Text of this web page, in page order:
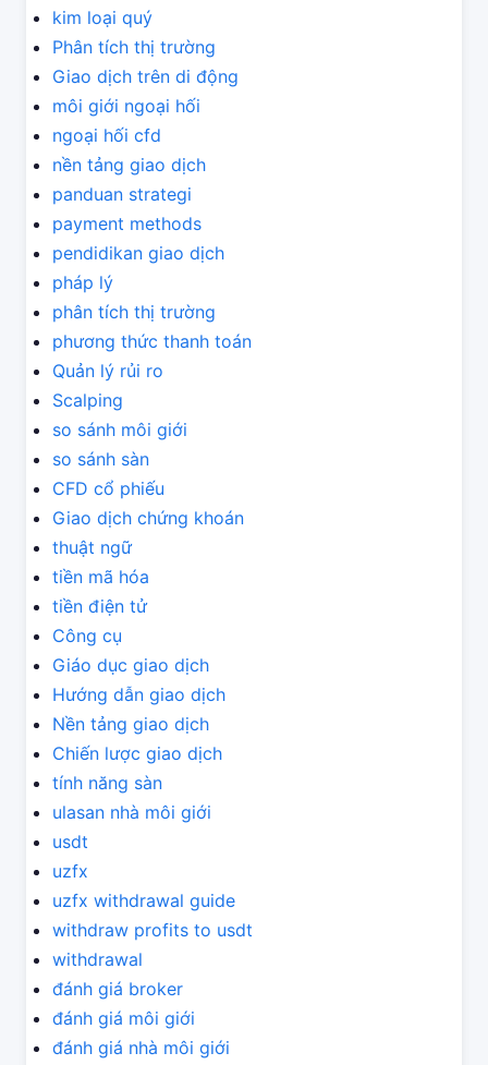
kim loại quý
Phân tích thị trường
Giao dịch trên di động
môi giới ngoại hối
ngoại hối cfd
nền tảng giao dịch
panduan strategi
payment methods
pendidikan giao dịch
pháp lý
phân tích thị trường
phương thức thanh toán
Quản lý rủi ro
Scalping
so sánh môi giới
so sánh sàn
CFD cổ phiếu
Giao dịch chứng khoán
thuật ngữ
tiền mã hóa
tiền điện tử
Công cụ
Giáo dục giao dịch
Hướng dẫn giao dịch
Nền tảng giao dịch
Chiến lược giao dịch
tính năng sàn
ulasan nhà môi giới
usdt
uzfx
uzfx withdrawal guide
withdraw profits to usdt
withdrawal
đánh giá broker
đánh giá môi giới
đánh giá nhà môi giới